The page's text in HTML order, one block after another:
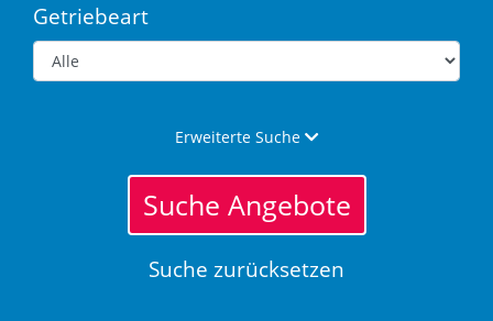
Getriebeart
Erweiterte Suche
Suche Angebote
Suche zurücksetzen